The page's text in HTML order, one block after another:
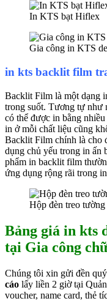
In KTS bạt Hiflex
Gia công in KTS
in kts backlit film
Backlit Film là một dạng
trong suốt. Tương tự như
có thể được in bằng
in ở mỗi chất liệu cũng
Backlit Film chính là cho
dụng chủ yếu trong in ấn
phẩm in backlit film
ứng dụng rộng rãi trong
Hộp đèn treo tường
Bảng giá in kts
tại Gia công
Chúng tôi xin gửi đền
cáo lấy liền 2 giờ tại
voucher, name card, thẻ